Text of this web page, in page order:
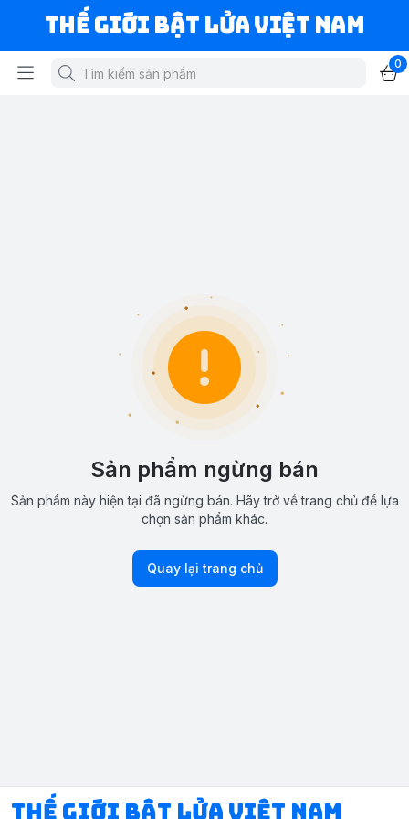
Thế Giới Bật Lửa Việt Nam
0
Sản phẩm ngừng bán
Sản phẩm này hiện tại đã ngừng bán. Hãy trở về trang chủ để lựa
chọn sản phẩm khác.
Quay lại trang chủ
Thế Giới Bật Lửa Việt Nam